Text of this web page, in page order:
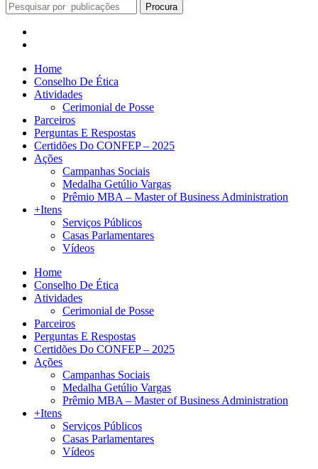
Procura
Home
Conselho De Ética
Atividades
Cerimonial de Posse
Parceiros
Perguntas E Respostas
Certidões Do CONFEP – 2025
Ações
Campanhas Sociais
Medalha Getúlio Vargas
Prêmio MBA – Master of Business Administration
+Itens
Serviços Públicos
Casas Parlamentares
Vídeos
Home
Conselho De Ética
Atividades
Cerimonial de Posse
Parceiros
Perguntas E Respostas
Certidões Do CONFEP – 2025
Ações
Campanhas Sociais
Medalha Getúlio Vargas
Prêmio MBA – Master of Business Administration
+Itens
Serviços Públicos
Casas Parlamentares
Vídeos